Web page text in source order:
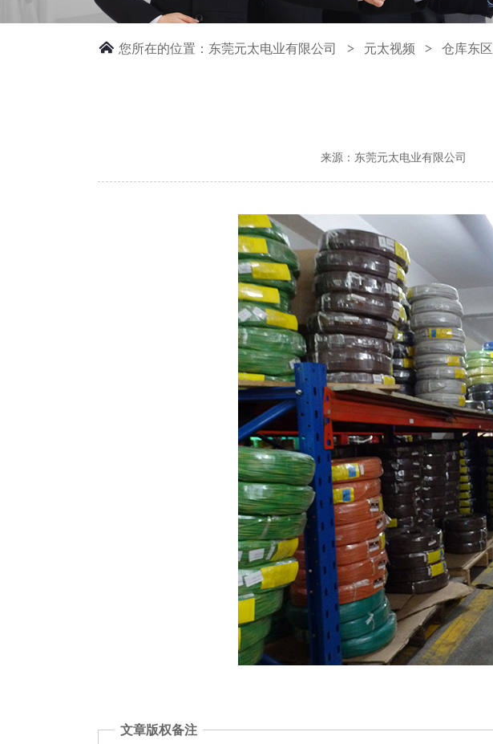
您所在的位置： 东莞元太电业有限公司 > 元太视频 > 仓库东区
来源：东莞元太电业有限公司
文章版权备注